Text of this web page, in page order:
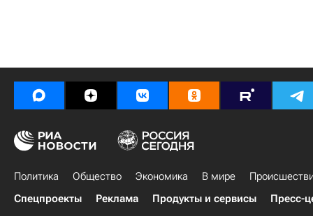
Политика Общество Экономика В мире
Спецпроекты
Реклама Продукты и сервисы Пресс-